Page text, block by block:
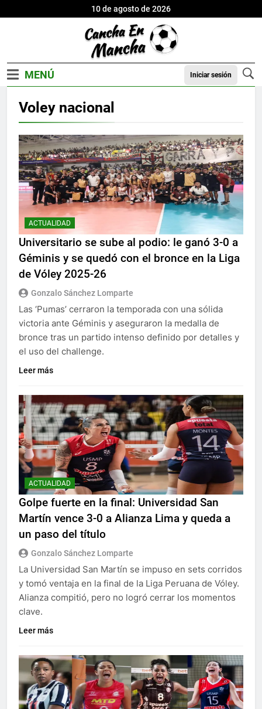
10 de agosto de 2026
Iniciar sesión
Voley nacional
ACTUALIDAD
Universitario se sube al podio: le ganó 3-0 a
Géminis y se quedó con el bronce en la Liga
de Vóley 2025-26
Gonzalo Sánchez Lomparte
Las ‘Pumas’ cerraron la temporada con una sólida
victoria ante Géminis y aseguraron la medalla de
bronce tras un partido intenso definido por detalles y
el uso del challenge.
Leer más
ACTUALIDAD
Golpe fuerte en la final: Universidad San
Martín vence 3-0 a Alianza Lima y queda a
un paso del título
Gonzalo Sánchez Lomparte
La Universidad San Martín se impuso en sets corridos
y tomó ventaja en la final de la Liga Peruana de Vóley.
Alianza compitió, pero no logró cerrar los momentos
clave.
Leer más